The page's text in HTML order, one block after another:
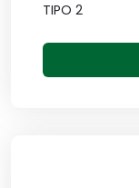
TIPO 2